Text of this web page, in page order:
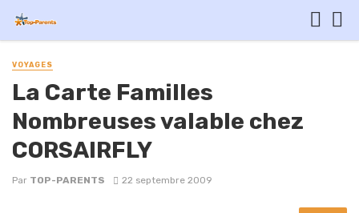
VOYAGES
La Carte Familles
Nombreuses valable chez
CORSAIRFLY
Par TOP-PARENTS 22 septembre 2009